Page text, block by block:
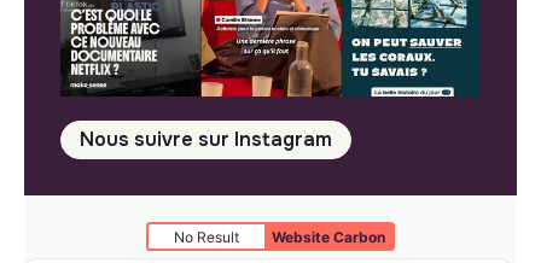
Nous suivre sur Instagram
No Result Website Carbon